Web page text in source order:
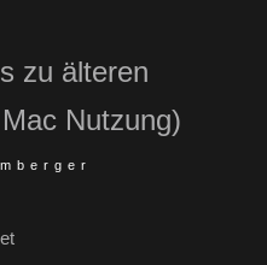
zu älteren
Nutzung)